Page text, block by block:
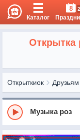
Каталог
8 2
Открытка
Открыткиок Друзьям
Музыка роз